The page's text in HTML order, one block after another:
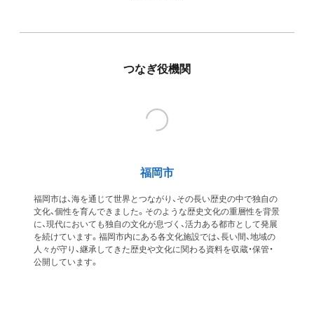
つなぎ役機関
福岡市
福岡市は、海を通じて世界とつながり、その長い歴史の中で独自の
文化、個性を育んできました。そのような歴史文化の重層性を背景
に、現代においても独自の文化が息づく、活力ある都市として発展
を続けています。福岡市内にある各文化施設では、長い間、地域の
人々が守り、継承してきた歴史や文化に関わる資料を収蔵・保管・
公開しています。